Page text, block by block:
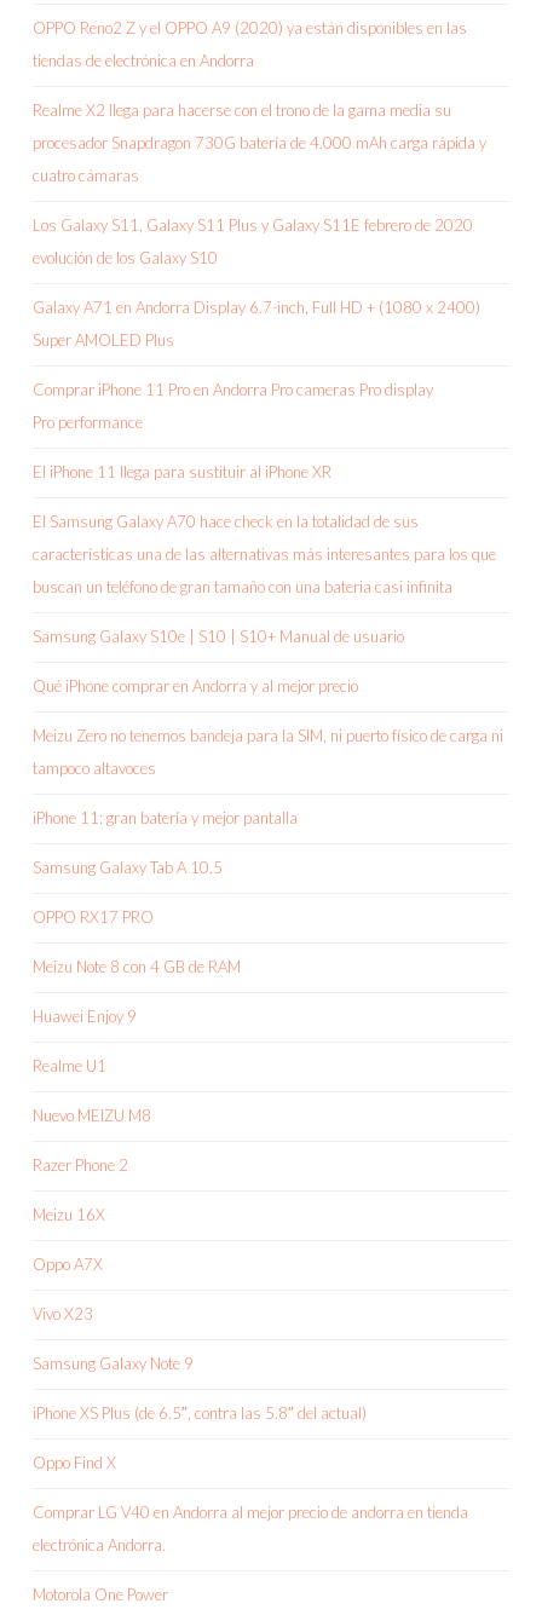
OPPO Reno2 Z y el OPPO A9 (2020) ya están disponibles en las
tiendas de electrónica en Andorra
Realme X2 llega para hacerse con el trono de la gama media su
procesador Snapdragon 730G batería de 4.000 mAh carga rápida y
cuatro cámaras
Los Galaxy S11, Galaxy S11 Plus y Galaxy S11E febrero de 2020
evolución de los Galaxy S10
Galaxy A71 en Andorra Display 6.7-inch, Full HD + (1080 x 2400)
Super AMOLED Plus
Comprar iPhone 11 Pro en Andorra Pro cameras Pro display
Pro performance
El iPhone 11 llega para sustituir al iPhone XR
El Samsung Galaxy A70 hace check en la totalidad de sus
características una de las alternativas más interesantes para los que
buscan un teléfono de gran tamaño con una bateria casi infinita
Samsung Galaxy S10e | S10 | S10+ Manual de usuario
Qué iPhone comprar en Andorra y al mejor precio
Meizu Zero no tenemos bandeja para la SIM, ni puerto físico de carga ni
tampoco altavoces
iPhone 11: gran batería y mejor pantalla
Samsung Galaxy Tab A 10.5
OPPO RX17 PRO
Meizu Note 8 con 4 GB de RAM
Huawei Enjoy 9
Realme U1
Nuevo MEIZU M8
Razer Phone 2
Meizu 16X
Oppo A7X
Vivo X23
Samsung Galaxy Note 9
iPhone XS Plus (de 6.5″, contra las 5.8″ del actual)
Oppo Find X
Comprar LG V40 en Andorra al mejor precio de andorra en tienda
electrónica Andorra.
Motorola One Power